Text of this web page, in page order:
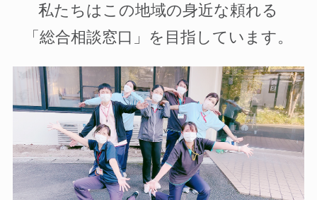
私たちはこの地域の身近な頼れる
「総合相談窓口」を目指しています。